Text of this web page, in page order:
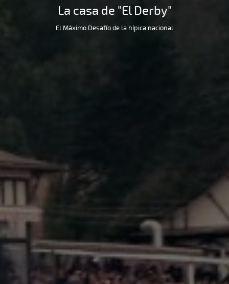
La casa de "El Derby"
El Máximo Desafío de la hípica nacional